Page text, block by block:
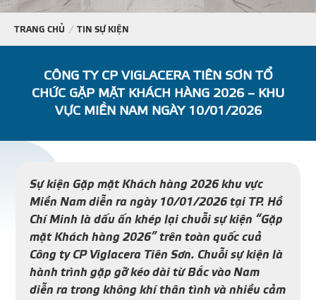
XUẤT KHẨU
THƯ
TIN SỰ KIỆN
TRANG CHỦ TIN SỰ KIỆN
CÔNG TY CP VIGLACERA TIÊN SƠN TỔ
CHỨC GẶP MẶT KHÁCH HÀNG 2026 – KHU
VỰC MIỀN NAM NGÀY 10/01/2026
Sự kiện Gặp mặt Khách hàng 2026 khu vực
Miền Nam diễn ra ngày 10/01/2026 tại TP. Hồ
Chí Minh là dấu ấn khép lại chuỗi sự kiện “Gặp
mặt Khách hàng 2026” trên toàn quốc cuả
Công ty CP Viglacera Tiên Sơn. Chuỗi sự kiện là
hành trình gặp gỡ kéo dài từ Bắc vào Nam
diễn ra trong không khí thân tình và nhiều cảm